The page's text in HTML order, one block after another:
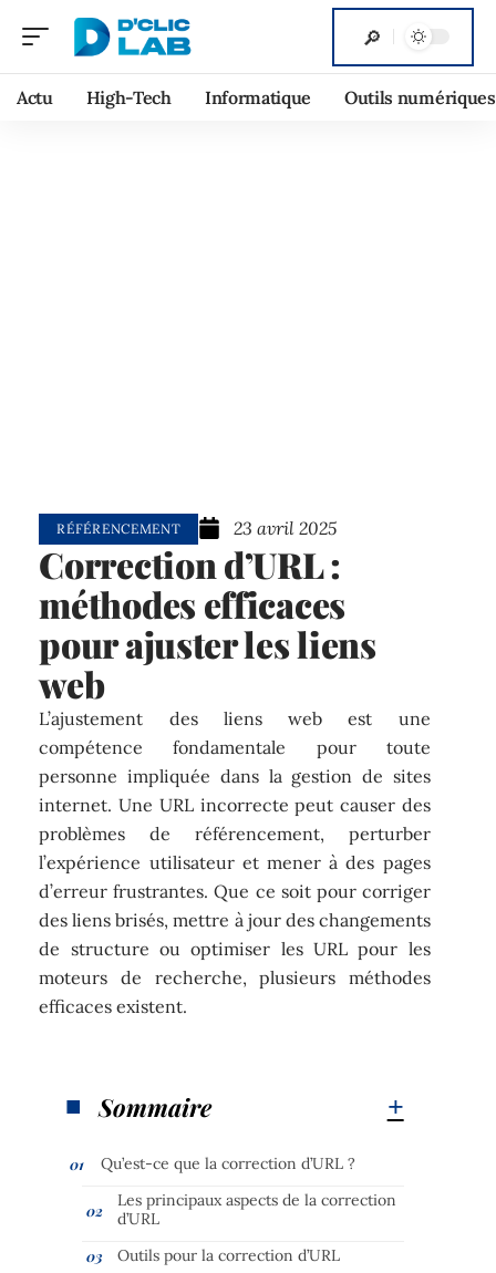
Actu High-Tech Informatique Outils numériques
RÉFÉRENCEMENT 23 avril 2025
Correction d’URL :
méthodes efficaces
pour ajuster les liens
web
L’ajustement des liens web est une
compétence fondamentale pour toute
personne impliquée dans la gestion de sites
internet. Une URL incorrecte peut causer des
problèmes de référencement, perturber
l’expérience utilisateur et mener à des pages
d’erreur frustrantes. Que ce soit pour corriger
des liens brisés, mettre à jour des changements
de structure ou optimiser les URL pour les
moteurs de recherche, plusieurs méthodes
efficaces existent.
Sommaire
Qu’est-ce que la correction d’URL ?
Les principaux aspects de la correction
d’URL
Outils pour la correction d’URL